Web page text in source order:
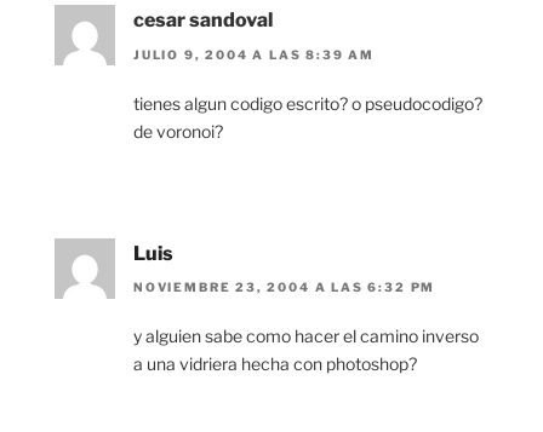
cesar sandoval
JULIO 9, 2004 A LAS 8:39 AM
tienes algun codigo escrito? o pseudocodigo?
de voronoi?
Luis
NOVIEMBRE 23, 2004 A LAS 6:32 PM
y alguien sabe como hacer el camino inverso
a una vidriera hecha con photoshop?